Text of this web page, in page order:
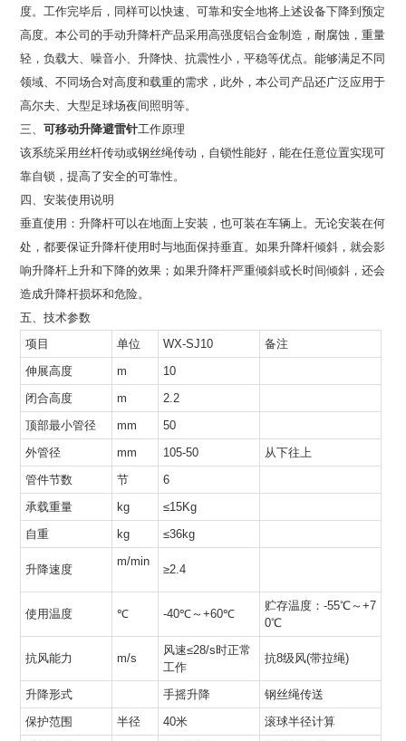
度。工作完毕后，同样可以快速、可靠和安全地将上述设备下降到预定
高度。本公司的手动升降杆产品采用高强度铝合金制造，耐腐蚀，重量
轻，负载大、噪音小、升降快、抗震性小，平稳等优点。能够满足不同
领域、不同场合对高度和载重的需求，此外，本公司产品还广泛应用于
高尔夫、大型足球场夜间照明等。
三、 可移动升降避雷针工作原理
该系统采用丝杆传动或钢丝绳传动，自锁性能好，能在任意位置实现可
靠自锁，提高了安全的可靠性。
四、安装使用说明
垂直使用：升降杆可以在地面上安装，也可装在车辆上。无论安装在何
处，都要保证升降杆使用时与地面保持垂直。如果升降杆倾斜，就会影
响升降杆上升和下降的效果；如果升降杆严重倾斜或长时间倾斜，还会
造成升降杆损坏和危险。
五、技术参数
项目
单位 WX-SJ10
备注
伸展高度
m
10
闭合高度
m
2.2
顶部最小管径
mm
50
外管径
mm 105-50
从下往上
管件节数
节
6
承载重量
kg
≤15Kg
自重
kg ≤36kg
升降速度
m/min
≥2.4
使用温度 ℃ -40℃～+60℃
贮存温度：-55℃～+7
0℃
抗风能力 m/s
风速≤28/s时正常
工作
抗8级风(带拉绳)
升降形式 手摇升降
钢丝绳传送
保护范围
半径 40米
滚球半径计算